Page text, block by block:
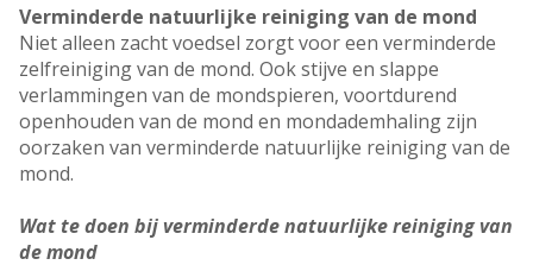
Verminderde natuurlijke reiniging van de mond
Niet alleen zacht voedsel zorgt voor een verminderde
zelfreiniging van de mond. Ook stijve en slappe
verlammingen van de mondspieren, voortdurend
openhouden van de mond en mondademhaling zijn
oorzaken van verminderde natuurlijke reiniging van de
mond.
Wat te doen bij verminderde natuurlijke reiniging van
de mond